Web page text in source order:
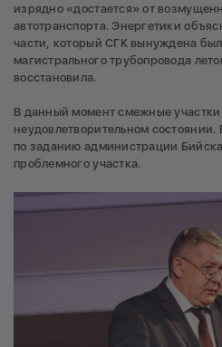
изрядно «достается» от
автотранспорта. Энергетики
части, который СГК вынуждена
магистрального трубопровода
восстановила.
В данный момент смежные участки
неудовлетворительном
по заданию администрации
проблемного участка.